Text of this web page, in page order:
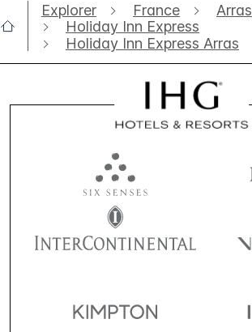
Explorer France
Arras
Holiday Inn Express
Holiday Inn Express Arras